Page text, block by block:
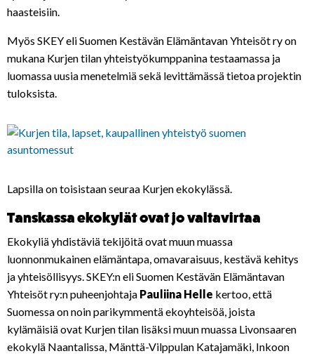
haasteisiin.
Myös SKEY eli Suomen Kestävän Elämäntavan Yhteisöt ry on
mukana Kurjen tilan yhteistyökumppanina testaamassa ja
luomassa uusia menetelmiä sekä levittämässä tietoa projektin
tuloksista.
Lapsilla on toisistaan seuraa Kurjen ekokylässä.
Tanskassa ekokylät ovat jo valtavirtaa
Ekokyliä yhdistäviä tekijöitä ovat muun muassa
luonnonmukainen elämäntapa, omavaraisuus, kestävä kehitys
ja yhteisöllisyys. SKEY:n eli Suomen Kestävän Elämäntavan
Yhteisöt ry:n puheenjohtaja Pauliina Helle kertoo, että
Suomessa on noin parikymmentä ekoyhteisöä, joista
kylämäisiä ovat Kurjen tilan lisäksi muun muassa Livonsaaren
ekokylä Naantalissa, Mänttä-Vilppulan Katajamäki, Inkoon